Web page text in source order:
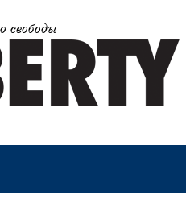
свободы